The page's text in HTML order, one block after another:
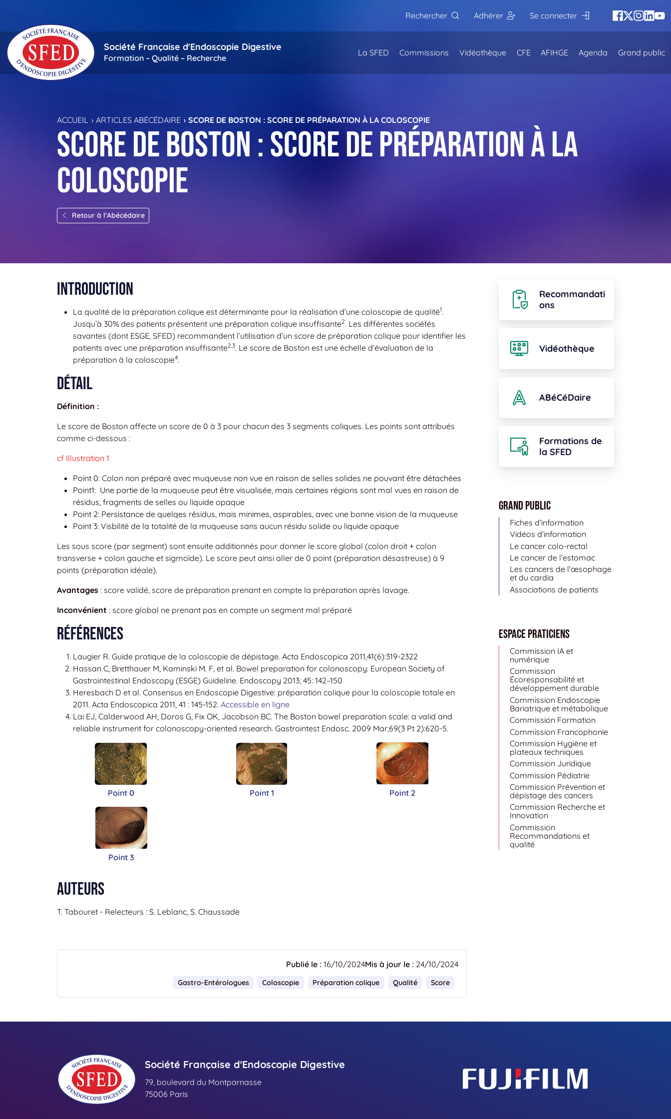
Rechercher
Adhérer Se connecter
Société Française d'Endoscopie Digestive
Formation – Qualité – Recherche
La SFED Commissions Vidéothèque CFE AFIHGE Agenda Grand public
ACCUEIL ARTICLES ABÉCÉDAIRE SCORE DE BOSTON : SCORE DE PRÉPARATION À LA COLOSCOPIE
Score de Boston : score de préparation à la
coloscopie
Retour à l'Abécédaire
Introduction
La qualité de la préparation colique est déterminante pour la réalisation d’une coloscopie de qualité1.
Jusqu’à 30% des patients présentent une préparation colique insuffisante2. Les différentes sociétés
savantes (dont ESGE, SFED) recommandent l’utilisation d’un score de préparation colique pour identifier les
patients avec une préparation insuffisante2,3. Le score de Boston est une échelle d’évaluation de la
préparation à la coloscopie4.
Détail
Définition :
Le score de Boston affecte un score de 0 à 3 pour chacun des 3 segments coliques. Les points sont attribués
comme ci-dessous :
cf Illustration 1
Point 0: Colon non préparé avec muqueuse non vue en raison de selles solides ne pouvant être détachées
Point1: Une partie de la muqueuse peut être visualisée, mais certaines régions sont mal vues en raison de
résidus, fragments de selles ou liquide opaque
Point 2: Persistance de quelqes résidus, mais minimes, aspirables, avec une bonne vision de la muqueuse
Point 3: Visbilité de la totalité de la muqueuse sans aucun résidu solide ou liquide opaque
Les sous score (par segment) sont ensuite additionnés pour donner le score global (colon droit + colon
transverse + colon gauche et sigmoïde). Le score peut ainsi aller de 0 point (préparation désastreuse) à 9
points (préparation idéale).
Avantages : score validé, score de préparation prenant en compte la préparation après lavage.
Inconvénient : score global ne prenant pas en compte un segment mal préparé
Références
Laugier R. Guide pratique de la coloscopie de dépistage. Acta Endoscopica 2011,41(6):319-2322
Hassan C, Bretthauer M, Kaminski M. F, et al. Bowel preparation for colonoscopy: European Society of
Gastrointestinal Endoscopy (ESGE) Guideline. Endoscopy 2013; 45: 142–150
Heresbach D et al. Consensus en Endoscopie Digestive: préparation colique pour la coloscopie totale en
2011. Acta Endoscopica 2011, 41 : 145-152. Accessible en ligne
Lai EJ, Calderwood AH, Doros G, Fix OK, Jacobson BC. The Boston bowel preparation scale: a valid and
reliable instrument for colonoscopy-oriented research. Gastrointest Endosc. 2009 Mar;69(3 Pt 2):620-5.
Point 0 Point 1 Point 2
Point 3
Auteurs
T. Tabouret - Relecteurs : S. Leblanc, S. Chaussade
Publié le : 16/10/2024Mis à jour le : 24/10/2024
Gastro-Entérologues Coloscopie Préparation colique Qualité Score
Recommandati
ons
Vidéothèque
ABéCéDaire
Formations de
la SFED
Grand public
Fiches d’information
Vidéos d’information
Le cancer colo-rectal
Le cancer de l’estomac
Les cancers de l’œsophage
et du cardia
Associations de patients
Espace Praticiens
Commission IA et
numérique
Commission
Écoresponsabilité et
développement durable
Commission Endoscopie
Bariatrique et métabolique
Commission Formation
Commission Francophonie
Commission Hygiène et
plateaux techniques
Commission Juridique
Commission Pédiatrie
Commission Prévention et
dépistage des cancers
Commission Recherche et
Innovation
Commission
Recommandations et
qualité
Société Française d'Endoscopie Digestive
79, boulevard du Montparnasse
75006 Paris